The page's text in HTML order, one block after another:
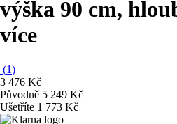
výška 90 cm,
více
(1)
3 476 Kč
Původně 5 249 Kč
Ušetříte 1 773 Kč